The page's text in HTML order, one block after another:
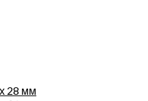
28 мм